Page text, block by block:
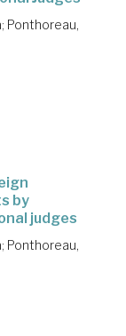
; Ponthoreau,
by
judges
; Ponthoreau,